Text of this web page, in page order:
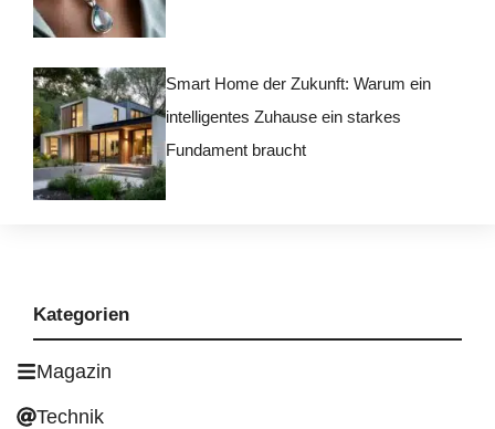
Smart Home der Zukunft: Warum ein
intelligentes Zuhause ein starkes
Fundament braucht
Kategorien
Magazin
Technik